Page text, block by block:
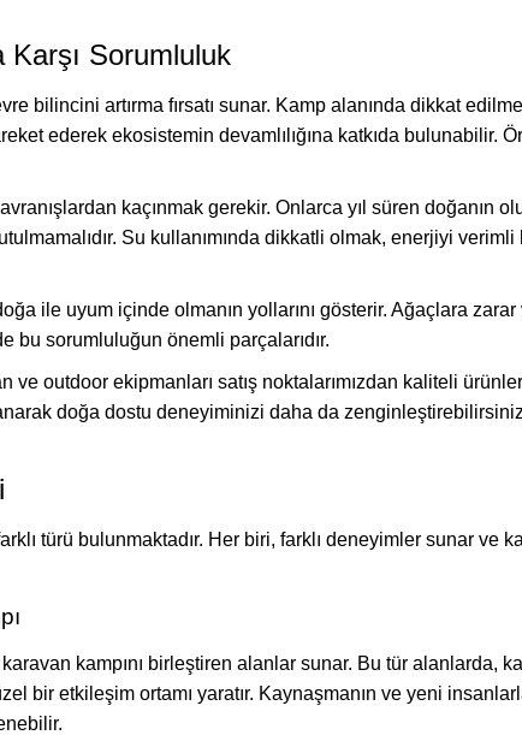
Karşı Sorumluluk
bilincini artırma fırsatı sunar. Kamp alanında dikkat
ederek ekosistemin devamlılığına katkıda bulunabilir.
kaçınmak gerekir. Onlarca yıl süren doğanın
Su kullanımında dikkatli olmak, enerjiyi
ile uyum içinde olmanın yollarını gösterir. Ağaçlara
bu sorumluluğun önemli parçalarıdır.
ve outdoor ekipmanları satış noktalarımızdan kaliteli
doğa dostu deneyiminizi daha da
türü bulunmaktadır. Her biri, farklı deneyimler sunar ve
karavan kampını birleştiren alanlar sunar. Bu tür alanlarda,
bir etkileşim ortamı yaratır. Kaynaşmanın ve yeni